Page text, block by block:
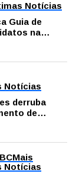
Notícias
Guia de
na
Notícias
derruba
de
vereador
Mais
Notícias